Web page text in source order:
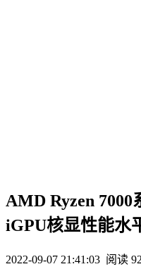
AMD Ryzen 7000
iGPU核显性能水
2022-09-07 21:41:03 阅读